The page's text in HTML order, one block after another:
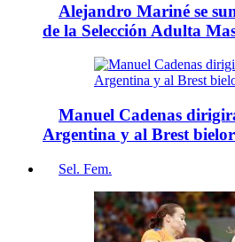
Alejandro Mariné se
de la Selección Adulta
Manuel Cadenas
Argentina y al Brest
Sel. Fem.